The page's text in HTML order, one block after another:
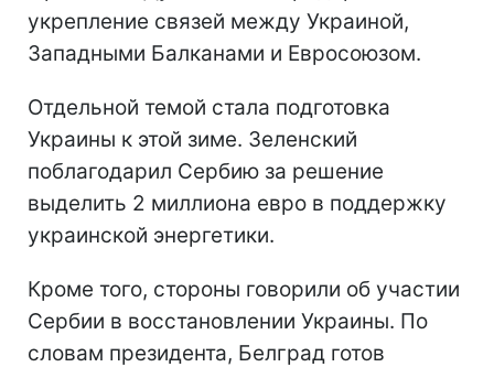
укрепление связей между Украиной,
Западными Балканами и Евросоюзом.
Отдельной темой стала подготовка
Украины к этой зиме. Зеленский
поблагодарил Сербию за решение
выделить 2 миллиона евро в поддержку
украинской энергетики.
Кроме того, стороны говорили об участии
Сербии в восстановлении Украины. По
словам президента, Белград готов